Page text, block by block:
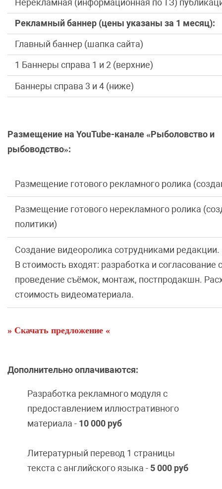
Нерекламная (информационная по ТЗ)
Рекламный баннер (цены указаны за 1 месяц):
Главный баннер (шапка сайта)
1 Баннеры справа 1 и 2 (верхние)
Баннеры справа 3 и 4 (ниже)
Размещение на YouTube-канале «Рыболовство и
рыбоводство»:
Размещение готового рекламного ролика
Размещение готового нерекламного ролика
политики)
Создание видеоролика сотрудниками редакции.
В стоимость входят: разработка и
проведение съёмок, монтаж, постпродакшн.
стоимость видеоматериала.
» Скачать предложение «
Дополнительно оплачиваются:
Разработка рекламного модуля с
предоставлением иллюстративного
материала - 10 000 руб
Литературный перевод 1 страницы
текста с английского языка - 5000 руб